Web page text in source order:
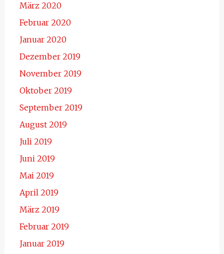
März 2020
Februar 2020
Januar 2020
Dezember 2019
November 2019
Oktober 2019
September 2019
August 2019
Juli 2019
Juni 2019
Mai 2019
April 2019
März 2019
Februar 2019
Januar 2019